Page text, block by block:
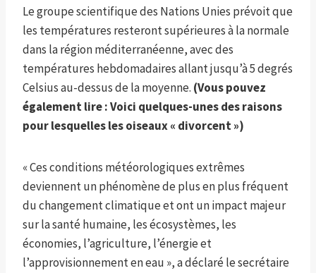
Le groupe scientifique des Nations Unies prévoit que
les températures resteront supérieures à la normale
dans la région méditerranéenne, avec des
températures hebdomadaires allant jusqu’à 5 degrés
Celsius au-dessus de la moyenne. (Vous pouvez
également lire :Voici quelques-unes des raisons
pour lesquelles les oiseaux « divorcent »)
« Ces conditions météorologiques extrêmes
deviennent un phénomène de plus en plus fréquent
du changement climatique et ont un impact majeur
sur la santé humaine, les écosystèmes, les
économies, l’agriculture, l’énergie et
l’approvisionnement en eau », a déclaré le secrétaire